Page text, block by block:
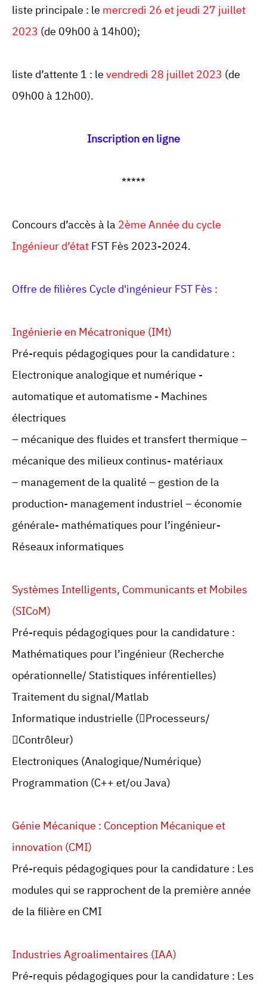
liste principale : le mercredi 26 et jeudi 27 juillet
2023 (de 09h00 à 14h00);
liste d’attente 1 : levendredi 28 juillet 2023 (de
09h00 à 12h00).
Inscription en ligne
*****
Concours d’accès à la2ème Année du cycle
Ingénieur d’étatFST Fès 2023-2024.
Offre de filières Cycle d'ingénieur FST Fès :
Ingénierie en Mécatronique (IMt)
Pré-requis pédagogiques pour la candidature :
Electronique analogique et numérique -
automatique et automatisme - Machines
électriques
– mécanique des fluides et transfert thermique –
mécanique des milieux continus- matériaux
– management de la qualité – gestion de la
production- management industriel – économie
générale- mathématiques pour l’ingénieur-
Réseaux informatiques
Systèmes Intelligents, Communicants et Mobiles
(SICoM)
Pré-requis pédagogiques pour la candidature :
Mathématiques pour l’ingénieur (Recherche
opérationnelle/ Statistiques inférentielles)
Traitement du signal/Matlab
Informatique industrielle (Processeurs/
Contrôleur)
Electroniques (Analogique/Numérique)
Programmation (C++ et/ou Java)
Génie Mécanique : Conception Mécanique et
innovation (CMI)
Pré-requis pédagogiques pour la candidature : Les
modules qui se rapprochent de la première année
de la filière en CMI
Industries Agroalimentaires (IAA)
Pré-requis pédagogiques pour la candidature : Les